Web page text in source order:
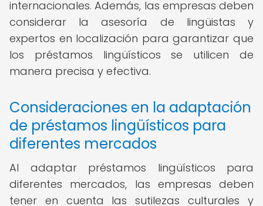
internacionales. Además, las empresas deben
considerar la asesoría de lingüistas y
expertos en localización para garantizar que
los préstamos lingüísticos se utilicen de
manera precisa y efectiva.
Consideraciones en la adaptación
de préstamos lingüísticos para
diferentes mercados
Al adaptar préstamos lingüísticos para
diferentes mercados, las empresas deben
tener en cuenta las sutilezas culturales y